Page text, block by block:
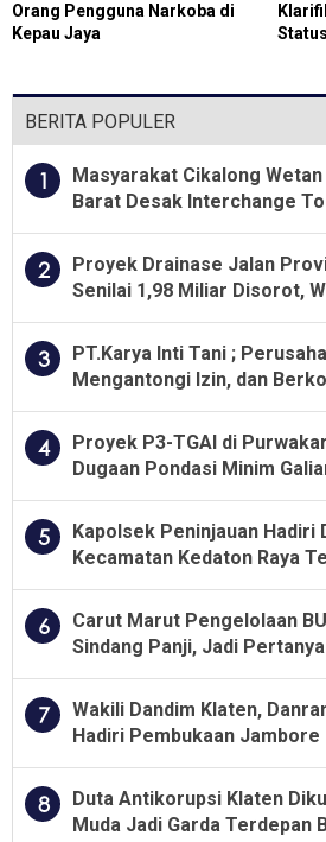
Orang Pengguna Narkoba di
Kepau Jaya
BERITA POPULER
1
Masyarakat Cikalong Wetan
Barat Desak Interchange
2
Proyek Drainase Jalan
Senilai 1,98 Miliar Disorot,
Kualitas Pekerjaan Diawasi
3
PT.Karya Inti Tani ;
Mengantongi Izin, dan
Menjalankan Aturan Yang
4
Proyek P3-TGAI di
Dugaan Pondasi Minim
Besar soal Pengawasan
5
Kapolsek Peninjauan Hadiri
Kecamatan Kedaton Raya
Lahan Kelompok Tani
6
Carut Marut Pengelolaan
Sindang Panji, Jadi
7
Wakili Dandim Klaten,
Hadiri Pembukaan Jambore
Jawa Tengah 2026
8
Duta Antikorupsi Klaten
Muda Jadi Garda Terdepan